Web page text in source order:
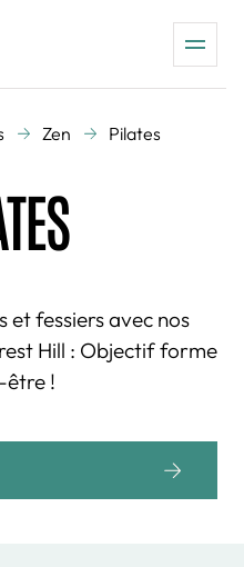
Zen Pilates
et fessiers avec nos
Hill : Objectif forme
être !